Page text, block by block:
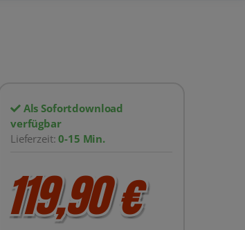
Als Sofortdownload
verfügbar
Lieferzeit:0-15 Min.
119,90 €